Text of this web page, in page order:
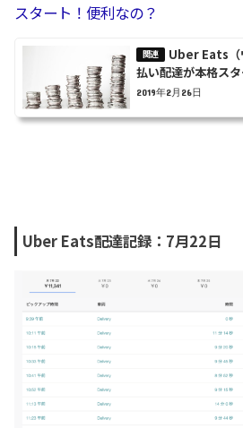
スタート！便利なの？
Uber Eats（
払い配達が本格ス
2019年2月26日
Uber Eats配達記録：7月22日